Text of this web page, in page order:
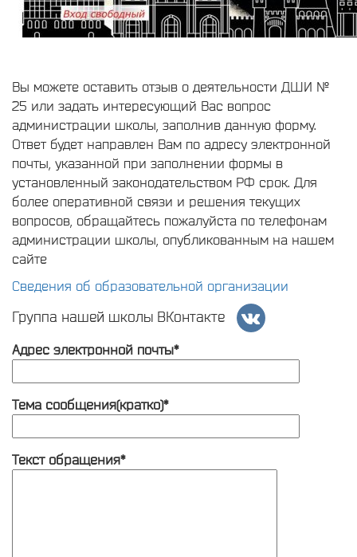
Вы можете оставить отзыв о деятельности ДШИ №
25 или задать интересующий Вас вопрос
администрации школы, заполнив данную форму.
Ответ будет направлен Вам по адресу электронной
почты, указанной при заполнении формы в
установленный законодательством РФ срок. Для
более оперативной связи и решения текущих
вопросов, обращайтесь пожалуйста по телефонам
администрации школы, опубликованным на нашем
сайте
Сведения об образовательной организации
Группа нашей школы ВКонтакте
Адрес электронной почты*
Тема сообщения(кратко)*
Текст обращения*